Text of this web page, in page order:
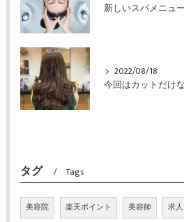
2022/08/18
タグ Tags
美容院 楽天ポイント 美容師 求人